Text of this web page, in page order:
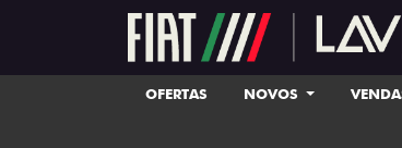
OFERTAS NOVOS